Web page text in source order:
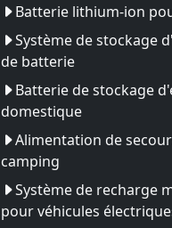
Batterie lithium-ion
Système de stockage
de batterie
Batterie de stockage
domestique
Alimentation de
camping
Système de recharge
pour véhicules